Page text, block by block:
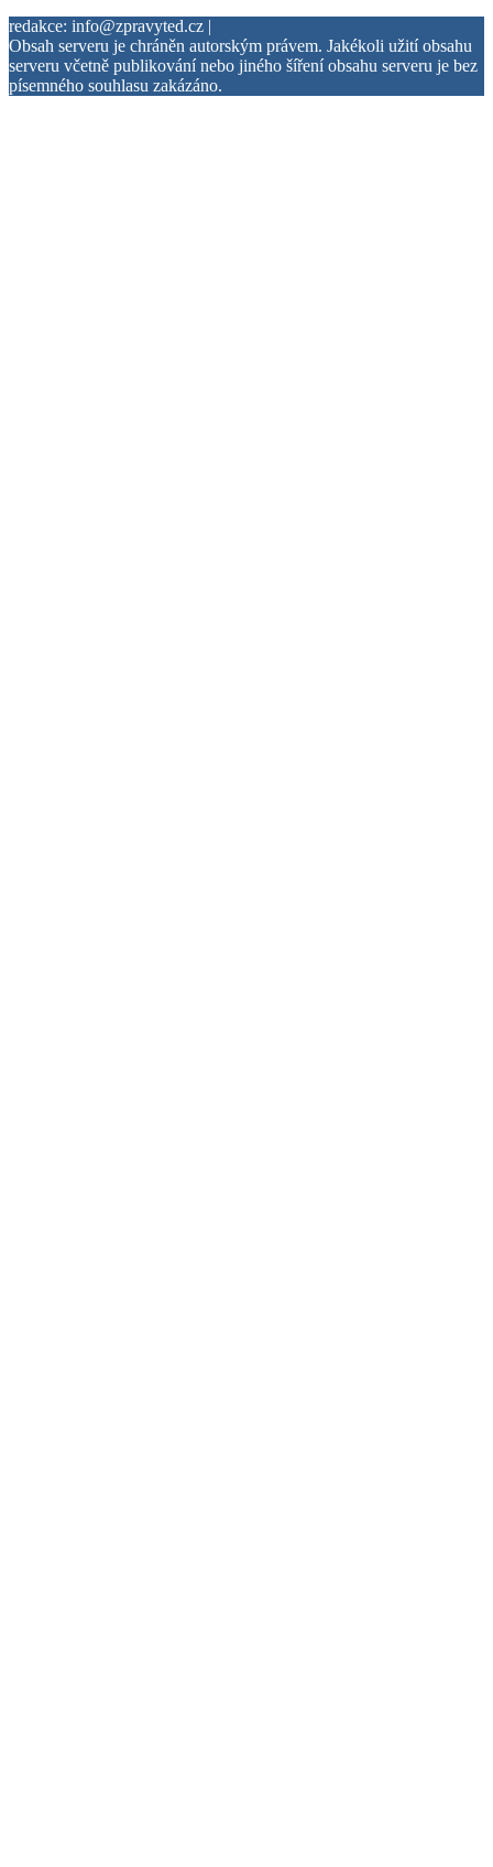
redakce: info@zpravyted.cz |
Obsah serveru je chráněn autorským právem. Jakékoli užití obsahu
serveru včetně publikování nebo jiného šíření obsahu serveru je bez
písemného souhlasu zakázáno.